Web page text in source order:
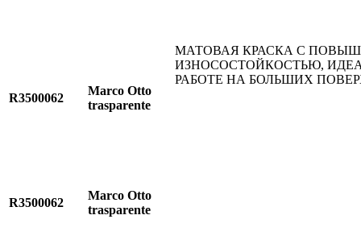
МАТОВАЯ КРАСКА С
ИЗНОСОСТОЙКОСТЬЮ,
РАБОТЕ НА БОЛЬШИХ
R3500062
Marco Otto
trasparente
R3500062
Marco Otto
trasparente